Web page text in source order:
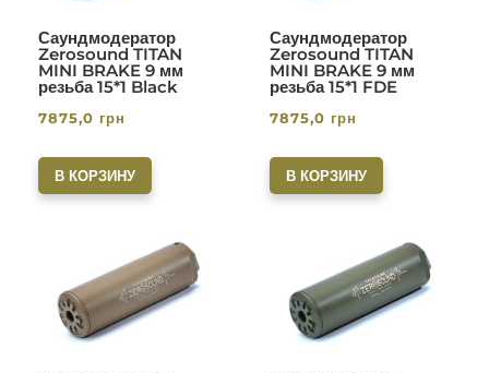
Саундмодератор
Zerosound TITAN
MINI BRAKE 9 мм
резьба 15*1 Black
7875,0 грн
В КОРЗИНУ
Саундмодератор
Zerosound TITAN
MINI BRAKE 9 мм
резьба 15*1 FDE
7875,0 грн
В КОРЗИНУ